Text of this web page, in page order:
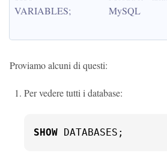
VARIABLES;
MySQL
Proviamo alcuni di questi:
Per vedere tutti i database:
SHOW DATABASES;